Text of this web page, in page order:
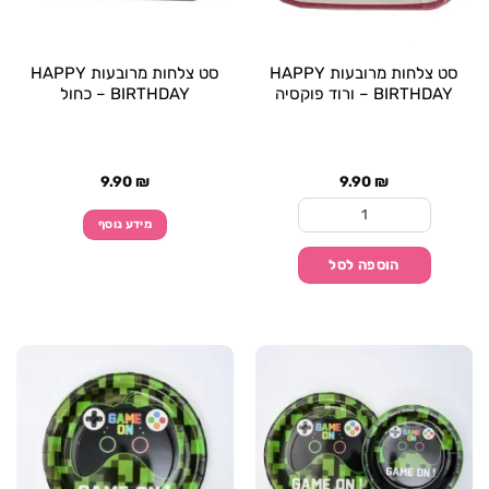
סט צלחות מרובעות HAPPY
BIRTHDAY – ורוד פוקסיה
9.90₪
כמות של סט צלחות מרובעות HAPPY BIRTHDAY - ורוד פוקסיה
הוספה לסל
סט צלחות מרובעות HAPPY
BIRTHDAY – כחול
9.90₪
מידע נוסף